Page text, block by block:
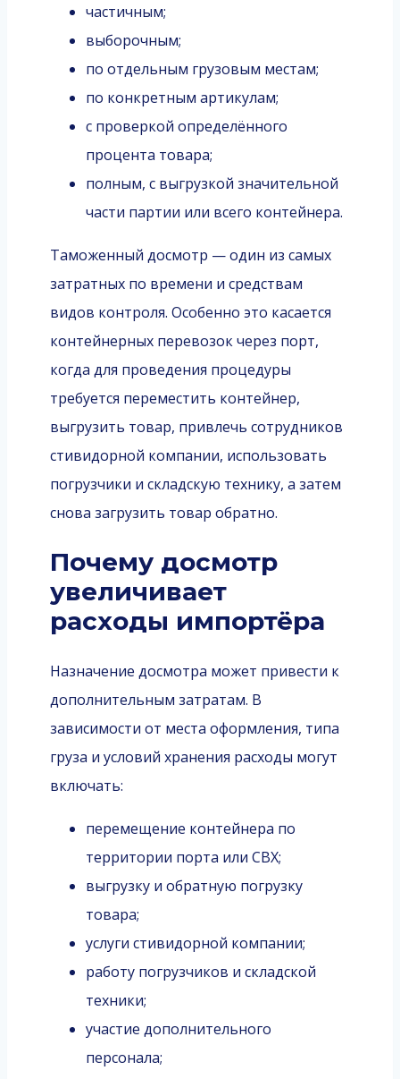
частичным;
выборочным;
по отдельным грузовым местам;
по конкретным артикулам;
с проверкой определённого
процента товара;
полным, с выгрузкой значительной
части партии или всего контейнера.
Таможенный досмотр — один из самых
затратных по времени и средствам
видов контроля. Особенно это касается
контейнерных перевозок через порт,
когда для проведения процедуры
требуется переместить контейнер,
выгрузить товар, привлечь сотрудников
стивидорной компании, использовать
погрузчики и складскую технику, а затем
снова загрузить товар обратно.
Почему досмотр
увеличивает
расходы импортёра
Назначение досмотра может привести к
дополнительным затратам. В
зависимости от места оформления, типа
груза и условий хранения расходы могут
включать:
перемещение контейнера по
территории порта или СВХ;
выгрузку и обратную погрузку
товара;
услуги стивидорной компании;
работу погрузчиков и складской
техники;
участие дополнительного
персонала;